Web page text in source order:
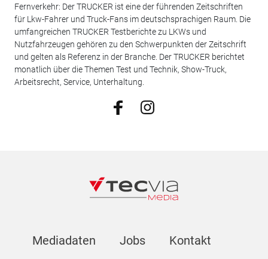
Fernverkehr: Der TRUCKER ist eine der führenden Zeitschriften
für Lkw-Fahrer und Truck-Fans im deutschsprachigen Raum. Die
umfangreichen TRUCKER Testberichte zu LKWs und
Nutzfahrzeugen gehören zu den Schwerpunkten der Zeitschrift
und gelten als Referenz in der Branche. Der TRUCKER berichtet
monatlich über die Themen Test und Technik, Show-Truck,
Arbeitsrecht, Service, Unterhaltung.
Mediadaten Jobs Kontakt